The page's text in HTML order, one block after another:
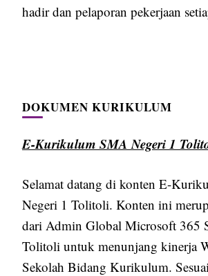
hadir dan pelaporan pekerjaan
DOKUMEN KURIKULUM
E-Kurikulum SMA Negeri 1
Selamat datang di konten E-
Negeri 1 Tolitoli. Konten ini
dari Admin Global Microsoft 365
Tolitoli untuk menunjang kinerja
Sekolah Bidang Kurikulum.